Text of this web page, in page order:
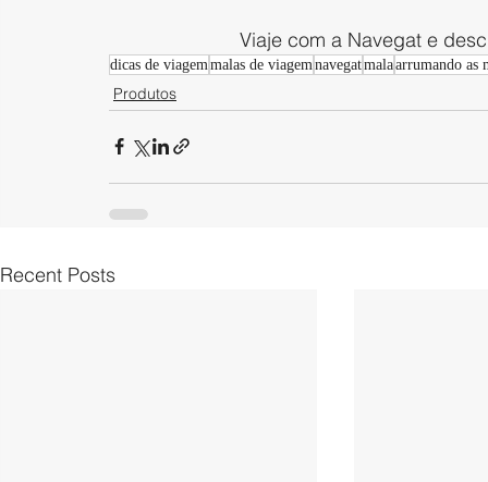
Viaje com a
dicas de viagem malas de viagem navegatmalaarrumando as
Produtos
Recent Posts